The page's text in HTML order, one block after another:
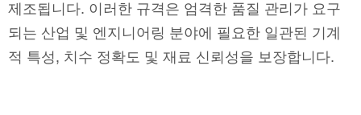
제조됩니다. 이러한 규격은 엄격한 품질 관리가 요구
되는 산업 및 엔지니어링 분야에 필요한 일관된 기계
적 특성, 치수 정확도 및 재료 신뢰성을 보장합니다.